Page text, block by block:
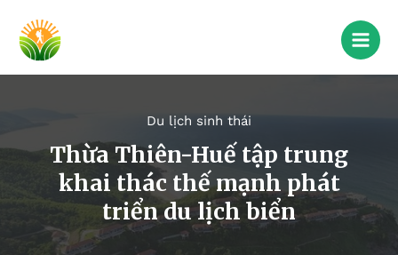
Du lịch sinh thái
Thừa Thiên-Huế tập trung
khai thác thế mạnh phát
triển du lịch biển